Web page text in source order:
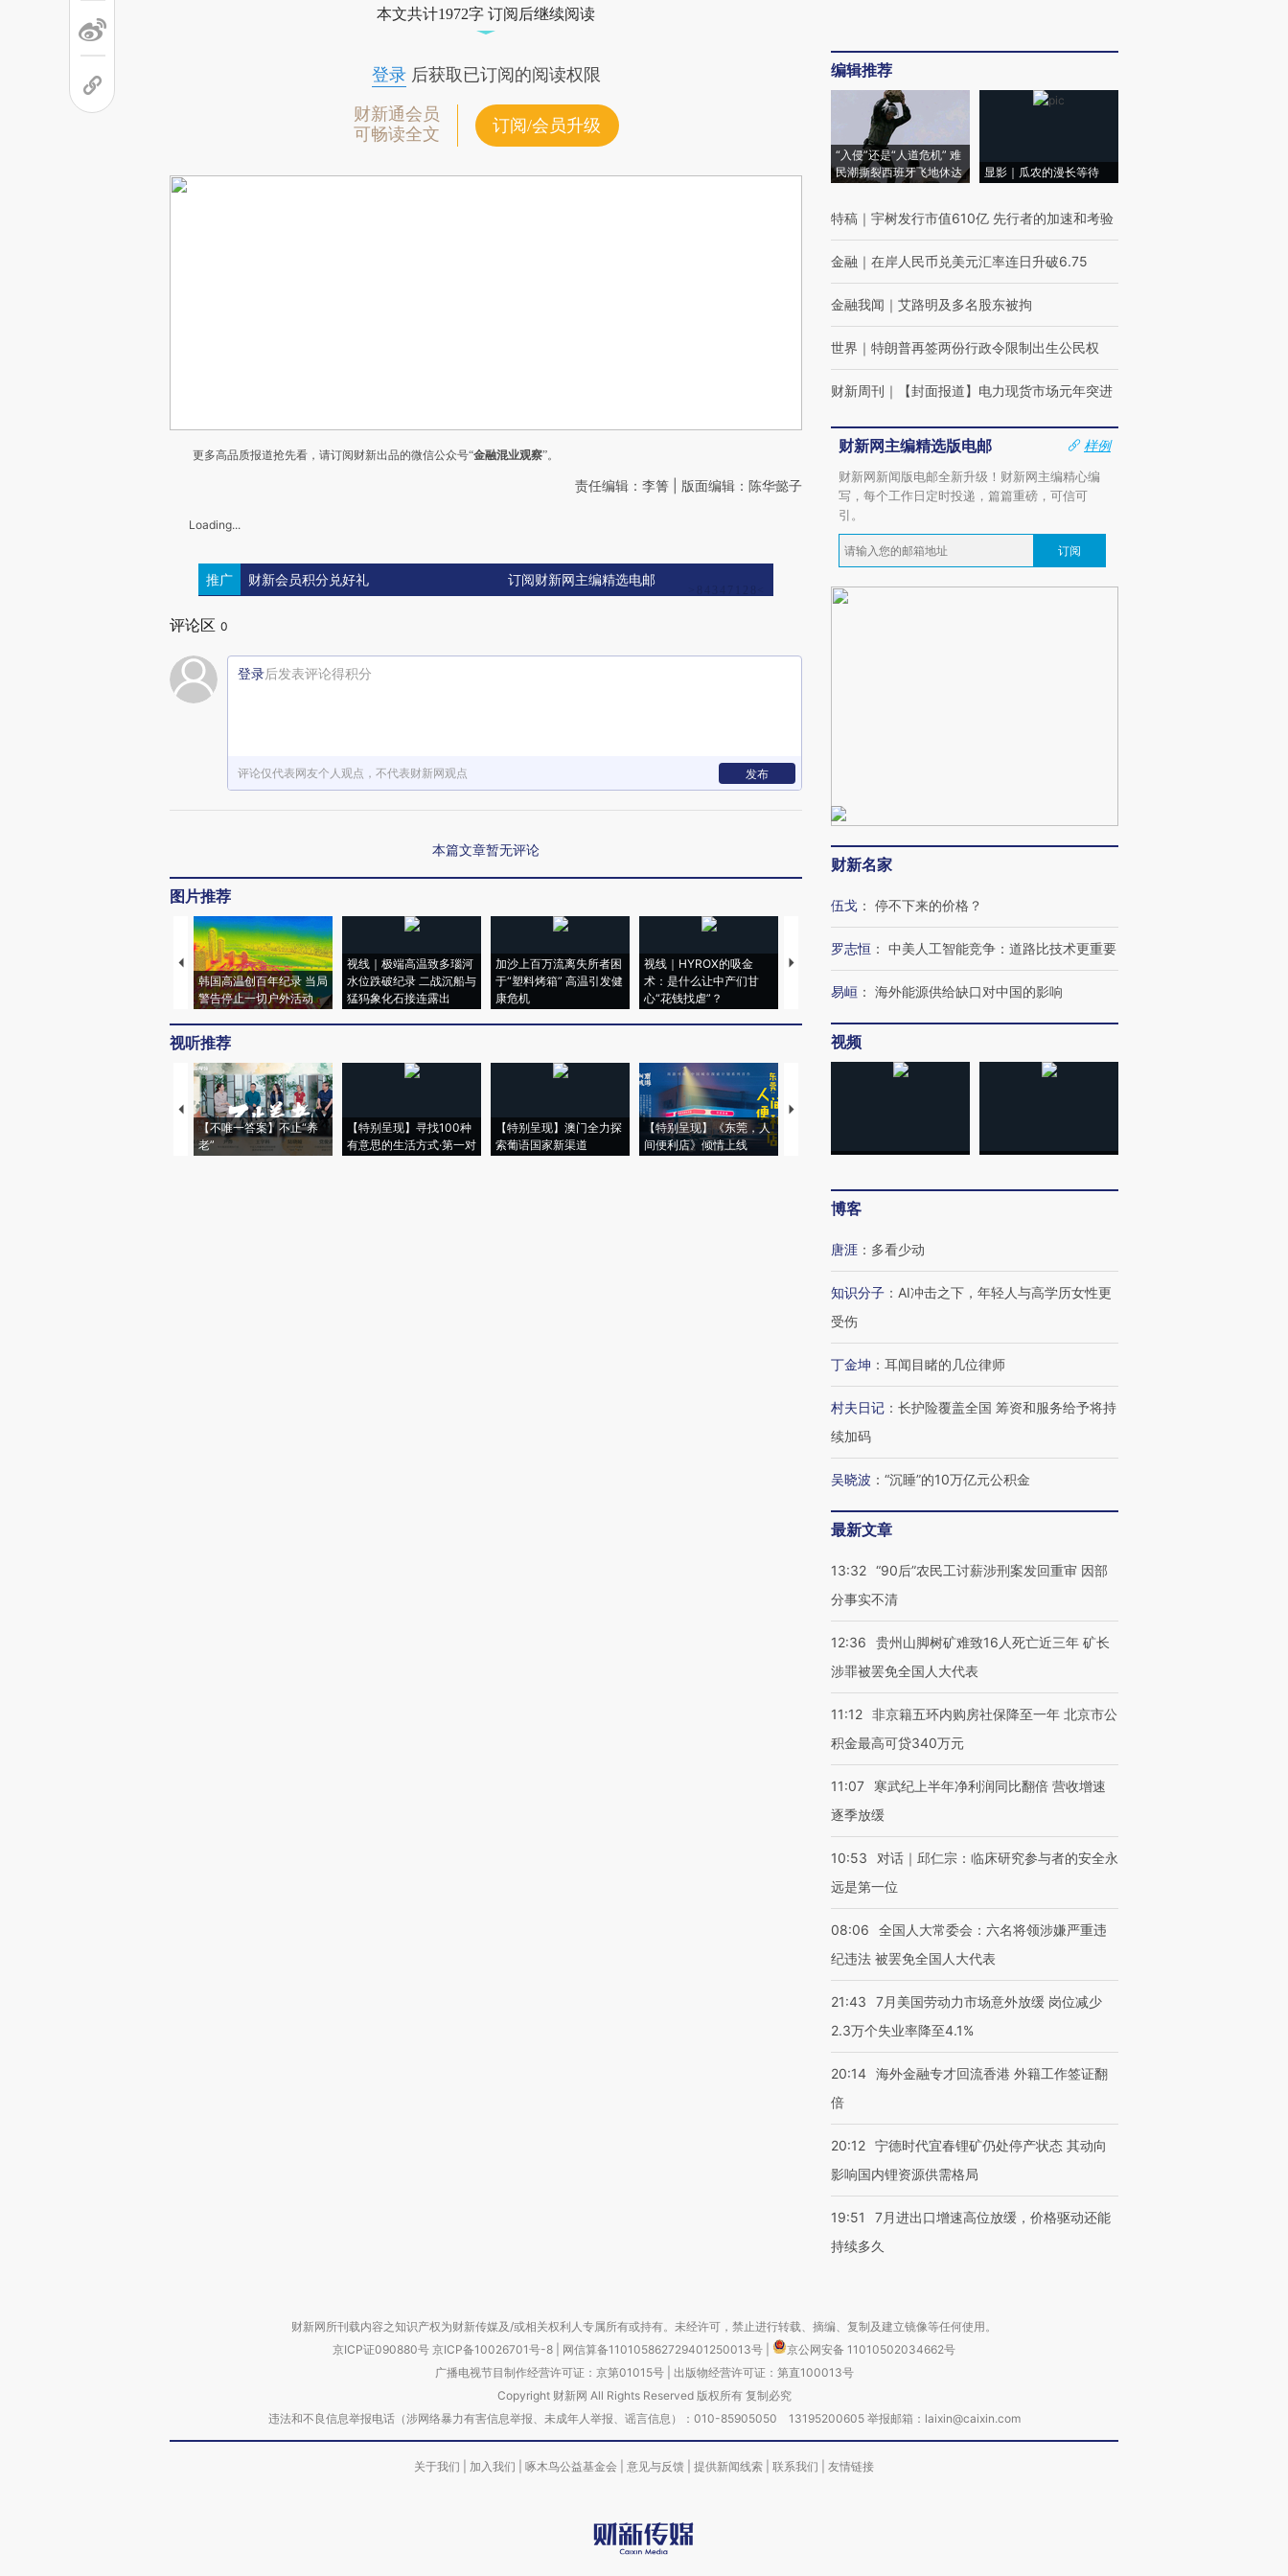
本文共计1972字 订阅后继续阅读
登录后获取已订阅的阅读权限
财新通会员
可畅读全文
订阅/会员升级
更多高品质报道抢先看，请订阅财新出品的微信公众号“金融混业观察”。
责任编辑：李箐 | 版面编辑：陈华懿子
Loading...
推广 财新会员积分兑好礼 订阅财新网主编精选电邮
评论区 0
登录后发表评论得积分
评论仅代表网友个人观点，不代表财新网观点 发布
本篇文章暂无评论
图片推荐
韩国高温创百年纪录 当局
警告停止一切户外活动
视线｜极端高温致多瑙河
水位跌破纪录 二战沉船与
猛犸象化石接连露出
加沙上百万流离失所者困
于“塑料烤箱” 高温引发健
康危机
视线｜HYROX的吸金
术：是什么让中产们甘
心“花钱找虐”？
马航飞行员跨国走私7万
育部长拱下台
视听推荐
【不唯一答案】不止“养
老”
【特别呈现】寻找100种
有意思的生活方式·第一对
【特别呈现】澳门全力探
索葡语国家新渠道
【特别呈现】《东莞，人
间便利店》倾情上线
【推广】走进第四届链博
编辑推荐
“入侵”还是“人道危机” 难
民潮撕裂西班牙飞地休达
显影｜瓜农的漫长等待
特稿 ｜ 宇树发行市值610亿 先行者的加速和考验
金融 ｜ 在岸人民币兑美元汇率连日升破6.75
金融我闻 ｜ 艾路明及多名股东被拘
世界 ｜ 特朗普再签两份行政令限制出生公民权
财新周刊 ｜ 【封面报道】电力现货市场元年突进
财新网主编精选版电邮
样例
财新网新闻版电邮全新升级！财新网主编精心编
写，每个工作日定时投递，篇篇重磅，可信可
引。
订阅
财新名家
伍戈 ： 停不下来的价格？
罗志恒 ： 中美人工智能竞争：道路比技术更重要
易峘 ： 海外能源供给缺口对中国的影响
视频
博客
唐涯 ： 多看少动
知识分子 ： AI冲击之下，年轻人与高学历女性更
受伤
丁金坤 ： 耳闻目睹的几位律师
村夫日记 ： 长护险覆盖全国 筹资和服务给予将持
续加码
吴晓波 ： “沉睡”的10万亿元公积金
最新文章
13:32 “90后”农民工讨薪涉刑案发回重审 因部
分事实不清
12:36
贵州山脚树矿难致16人死亡近三年 矿长
涉罪被罢免全国人大代表
11:12 非京籍五环内购房社保降至一年 北京市公
积金最高可贷340万元
11:07
寒武纪上半年净利润同比翻倍 营收增速
逐季放缓
10:53
对话｜邱仁宗：临床研究参与者的安全永
远是第一位
08:06
全国人大常委会：六名将领涉嫌严重违
纪违法 被罢免全国人大代表
21:43
7月美国劳动力市场意外放缓 岗位减少
2.3万个失业率降至4.1%
20:14 海外金融专才回流香港 外籍工作签证翻
倍
20:12 宁德时代宜春锂矿仍处停产状态 其动向
影响国内锂资源供需格局
19:51
7月进出口增速高位放缓，价格驱动还能
持续多久
财新网所刊载内容之知识产权为财新传媒及/或相关权利人专属所有或持有。未经许可，禁止进行转载、摘编、复制及建立镜像等任何使用。
京ICP证090880号 京ICP备10026701号-8 网信算备110105862729401250013号
京公网安备 11010502034662号
广播电视节目制作经营许可证：京第01015号| 出版物经营许可证：第直100013号
Copyright 财新网 All Rights Reserved 版权所有 复制必究
违法和不良信息举报电话（涉网络暴力有害信息举报、未成年人举报、谣言信息）：010-85905050 13195200605 举报邮箱：laixin@caixin.com
关于我们 加入我们 啄木鸟公益基金会 意见与反馈 提供新闻线索 联系我们 友情链接